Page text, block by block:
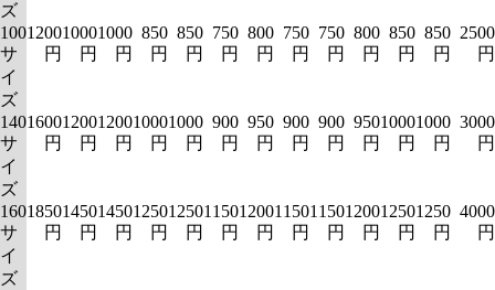
ズ
100
サ
イ
ズ
1200
円
1000
円
1000
円
850
円
850
円
750
円
800
円
750
円
750
円
800
円
850
円
850
円
2500
円
140
サ
イ
ズ
1600
円
1200
円
1200
円
1000
円
1000
円
900
円
950
円
900
円
900
円
950
円
1000
円
1000
円
3000
円
160
サ
イ
ズ
1850
円
1450
円
1450
円
1250
円
1250
円
1150
円
1200
円
1150
円
1150
円
1200
円
1250
円
1250
円
4000
円